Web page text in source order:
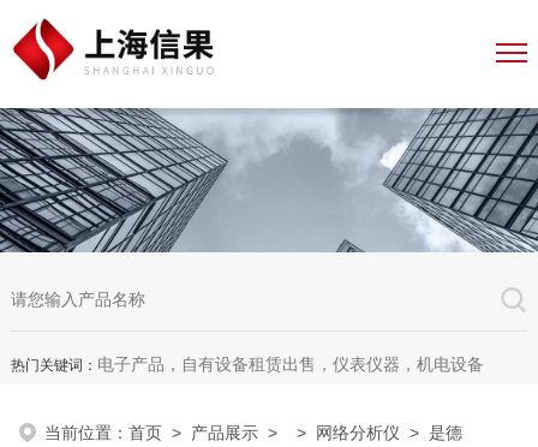
热门关键词： 电子产品，自有设备租赁出售，仪表仪器，机电设备
当前位置：首页 > 产品展示 > > 网络分析仪 > 是德